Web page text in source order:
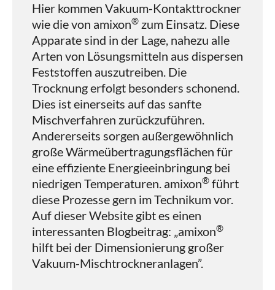
Hier kommen Vakuum-Kontakttrockner
wie die von amixon® zum Einsatz. Diese
Apparate sind in der Lage, nahezu alle
Arten von Lösungsmitteln aus dispersen
Feststoffen auszutreiben. Die
Trocknung erfolgt besonders schonend.
Dies ist einerseits auf das sanfte
Mischverfahren zurückzuführen.
Andererseits sorgen außergewöhnlich
große Wärmeübertragungsflächen für
eine effiziente Energieeinbringung bei
niedrigen Temperaturen. amixon® führt
diese Prozesse gern im Technikum vor.
Auf dieser Website gibt es einen
interessanten Blogbeitrag: „amixon®
hilft bei der Dimensionierung großer
Vakuum-Mischtrockneranlagen”.